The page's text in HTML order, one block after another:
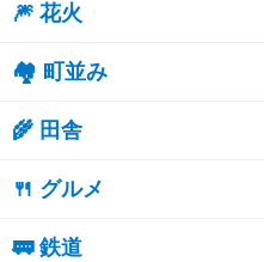
🎆 花火
🏘 町並み
🌾 田舎
🍴 グルメ
🚃 鉄道